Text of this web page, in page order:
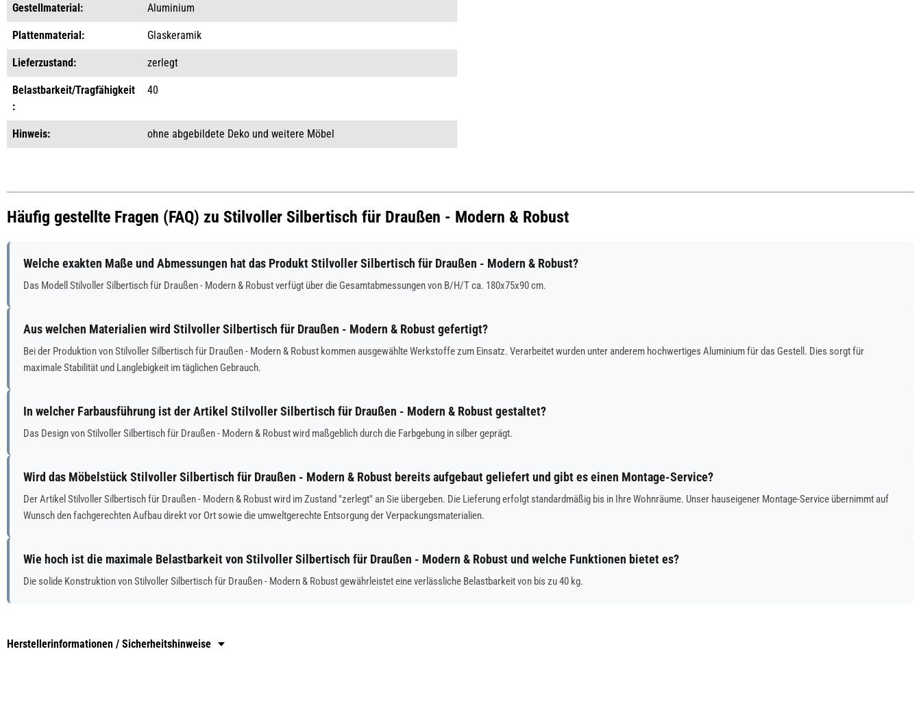
Gestellmaterial: Aluminium
Plattenmaterial: Glaskeramik
Lieferzustand: zerlegt
Belastbarkeit/Tragfähigkeit
:
40
Hinweis: ohne abgebildete Deko und weitere Möbel
Häufig gestellte Fragen (FAQ) zu Stilvoller Silbertisch für Draußen - Modern & Robust
Welche exakten Maße und Abmessungen hat das Produkt Stilvoller Silbertisch für Draußen - Modern & Robust?
Das Modell Stilvoller Silbertisch für Draußen - Modern & Robust verfügt über die Gesamtabmessungen von B/H/T ca. 180x75x90 cm.
Aus welchen Materialien wird Stilvoller Silbertisch für Draußen - Modern & Robust gefertigt?
Bei der Produktion von Stilvoller Silbertisch für Draußen - Modern & Robust kommen ausgewählte Werkstoffe zum Einsatz. Verarbeitet wurden unter anderem hochwertiges Aluminium für das Gestell. Dies sorgt für
maximale Stabilität und Langlebigkeit im täglichen Gebrauch.
In welcher Farbausführung ist der Artikel Stilvoller Silbertisch für Draußen - Modern & Robust gestaltet?
Das Design von Stilvoller Silbertisch für Draußen - Modern & Robust wird maßgeblich durch die Farbgebung in silber geprägt.
Wird das Möbelstück Stilvoller Silbertisch für Draußen - Modern & Robust bereits aufgebaut geliefert und gibt es einen Montage-Service?
Der Artikel Stilvoller Silbertisch für Draußen - Modern & Robust wird im Zustand "zerlegt" an Sie übergeben. Die Lieferung erfolgt standardmäßig bis in Ihre Wohnräume. Unser hauseigener Montage-Service übernimmt auf
Wunsch den fachgerechten Aufbau direkt vor Ort sowie die umweltgerechte Entsorgung der Verpackungsmaterialien.
Wie hoch ist die maximale Belastbarkeit von Stilvoller Silbertisch für Draußen - Modern & Robust und welche Funktionen bietet es?
Die solide Konstruktion von Stilvoller Silbertisch für Draußen - Modern & Robust gewährleistet eine verlässliche Belastbarkeit von bis zu 40 kg.
Herstellerinformationen / Sicherheitshinweise